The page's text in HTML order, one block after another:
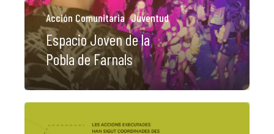
Acción Comunitaria Juventud
Espacio Joven de la
Pobla de Farnals